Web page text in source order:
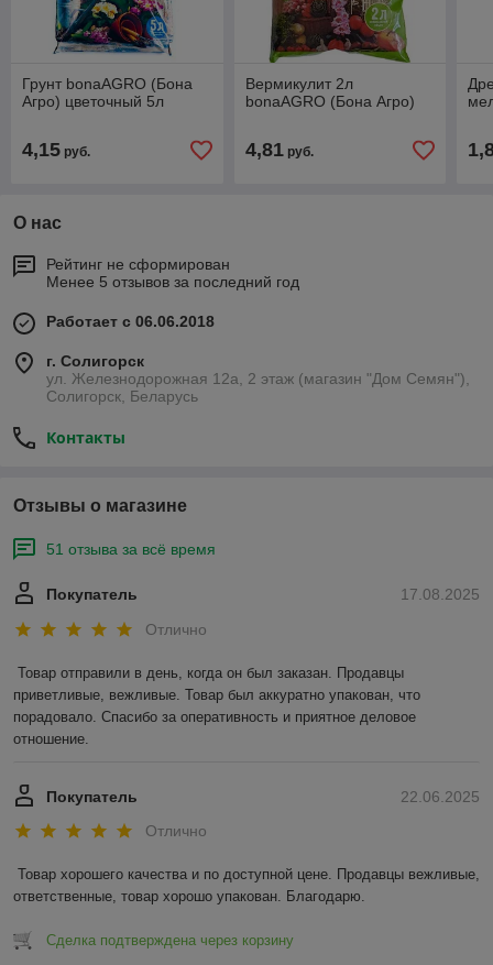
Грунт bonaAGRO (Бона
Агро) цветочный 5л
4,15 руб.
Вермикулит 2л
bonaAGRO (Бона Агро)
4,81руб.
О нас
Рейтинг не сформирован
Менее 5 отзывов за последний год
Работает с 06.06.2018
г. Солигорск
ул. Железнодорожная 12а, 2 этаж (магазин "Дом Семян"),
Солигорск, Беларусь
Контакты
Отзывы о магазине
51 отзыва за всё время
17.08.2025
Покупатель
Отлично
Товар отправили в день, когда он был заказан. Продавцы
приветливые, вежливые. Товар был аккуратно упакован, что
порадовало. Спасибо за оперативность и приятное деловое
отношение.
22.06.2025
Покупатель
Отлично
Товар хорошего качества и по доступной цене. Продавцы вежливые,
ответственные, товар хорошо упакован. Благодарю.
Сделка подтверждена через корзину